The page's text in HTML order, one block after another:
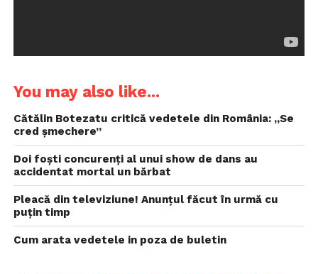
You may also like...
Cătălin Botezatu critică vedetele din România: „Se
cred șmechere”
Doi foști concurenți al unui show de dans au
accidentat mortal un bărbat
Pleacă din televiziune! Anunțul făcut în urmă cu
puțin timp
Cum arata vedetele in poza de buletin